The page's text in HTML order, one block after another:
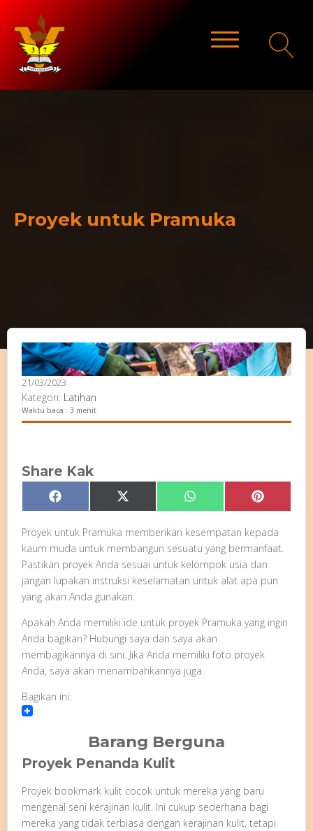
Proyek untuk Pramuka
21/03/2023
Kategori: Latihan
Waktu baca : 3 menit
Share Kak
Share
on
Facebook Share
on
X
(Twitter)
Share
on
WhatsApp Share
on
Pinterest
Proyek untuk Pramuka memberikan kesempatan kepada
kaum muda untuk membangun sesuatu yang bermanfaat.
Pastikan proyek Anda sesuai untuk kelompok usia dan
jangan lupakan instruksi keselamatan untuk alat apa pun
yang akan Anda gunakan.
Apakah Anda memiliki ide untuk proyek Pramuka yang ingin
Anda bagikan? Hubungi saya dan saya akan
membagikannya di sini. Jika Anda memiliki foto proyek
Anda, saya akan menambahkannya juga.
Bagikan ini:
Barang Berguna
Proyek Penanda Kulit
Proyek bookmark kulit cocok untuk mereka yang baru
mengenal seni kerajinan kulit. Ini cukup sederhana bagi
mereka yang tidak terbiasa dengan kerajinan kulit, tetapi